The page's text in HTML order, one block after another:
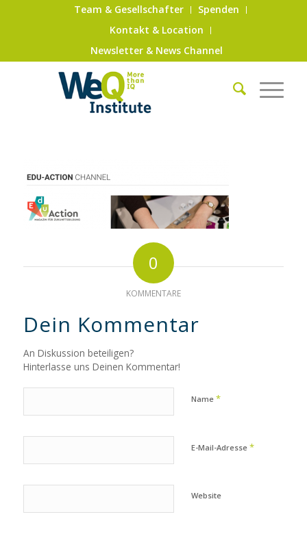
Team & Gesellschafter
Spenden
Kontakt & Location
Newsletter & News Channel
0
KOMMENTARE
Dein Kommentar
An Diskussion beteiligen?
Hinterlasse uns Deinen Kommentar!
Name *
E-Mail-Adresse *
Website